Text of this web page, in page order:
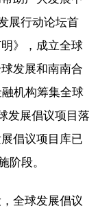
展行动论坛首
》，成立全球
发展和南南合
机构筹集全球
发展倡议项目落
倡议项目库已
阶段。
全球发展倡议